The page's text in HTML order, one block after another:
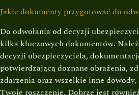
Jakie dokumenty przygotować do
Do odwołania od decyzji
kilka kluczowych dokumentów.
decyzji ubezpieczyciela,
potwierdzającą doznane obrażenia,
zdarzenia oraz wszelkie inne
Twoje roszczenie. Dobrze jest